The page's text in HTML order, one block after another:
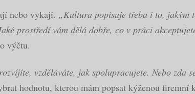
nebo vykají. „Kultura popisuje třeba i to, jakým
prostředí vám dělá dobře, co v práci
výčtu.
vzděláváte, jak spolupracujete. Nebo zda
hodnotu, kterou mám popsat kýženou